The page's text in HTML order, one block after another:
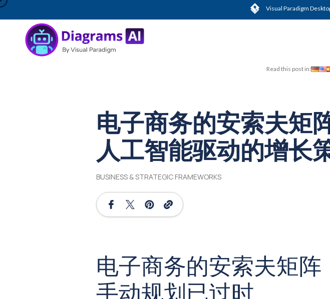
Visual Paradigm
Read this post in:
电子商务的安索夫矩
人工智能驱动的增长
BUSINESS & STRATEGIC FRAMEWORKS
电子商务的安索夫矩阵
手动规划已过时